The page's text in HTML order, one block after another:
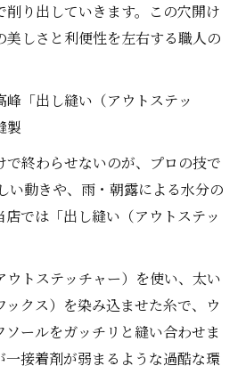
削り出していきます。この穴開け
美しさと利便性を左右する職人の
「出し縫い（アウトステッ
製
で終わらせないのが、プロの技で
い動きや、雨・朝露による水分の
では「出し縫い（アウトステッ
ウトステッチャー）を使い、太い
クス）を染み込ませた糸で、ウ
ソールをガッチリと縫い合わせま
一接着剤が弱まるような過酷な環